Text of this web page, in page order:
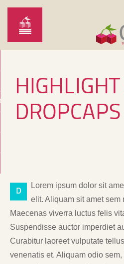
DROPCAPS
D
Lorem ipsum dolor sit
elit. Aliquam sit amet sem
Maecenas viverra luctus felis
Suspendisse auctor imperdiet
Curabitur laoreet vulputate
venenatis et. Aliquam odio